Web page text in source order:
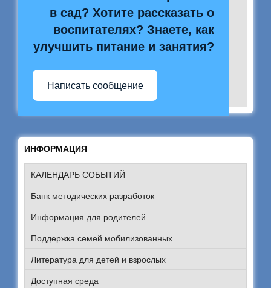
в сад? Хотите рассказать о
воспитателях? Знаете, как
улучшить питание и занятия?
Написать сообщение
ИНФОРМАЦИЯ
КАЛЕНДАРЬ СОБЫТИЙ
Банк методических разработок
Информация для родителей
Поддержка семей мобилизованных
Литература для детей и взрослых
Доступная среда